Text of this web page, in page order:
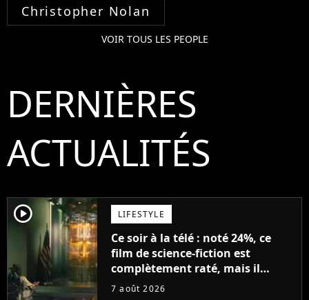
Christopher Nolan
VOIR TOUS LES PEOPLE
DERNIÈRES
ACTUALITÉS
player2 LIFESTYLE
Ce soir à la télé : noté 24%, ce
film de science-fiction est
complètement raté, mais il
aurait pu être encore pire à
7 août 2026